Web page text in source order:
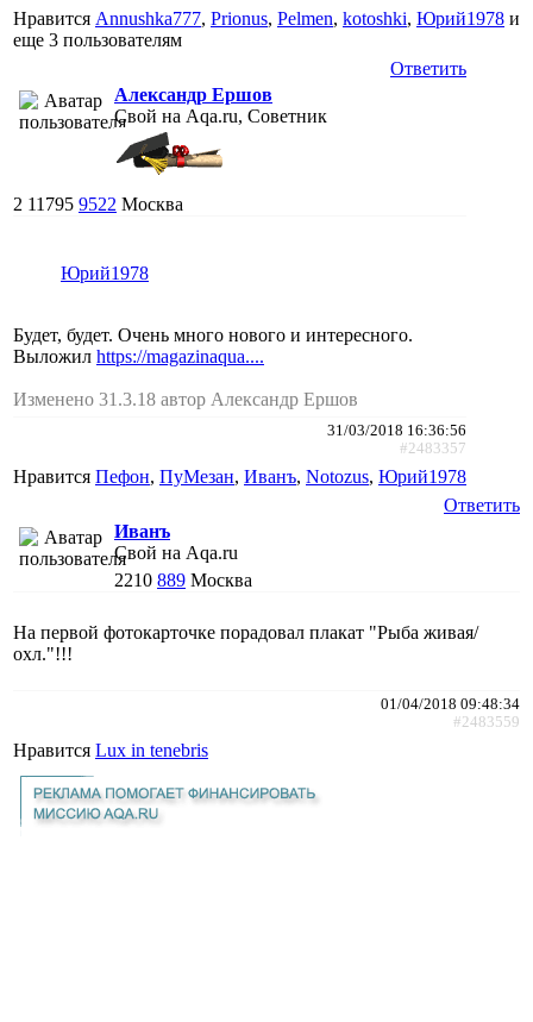
Нравится Annushka777, Prionus, Pelmen, kotoshki, Юрий1978 и
еще 3 пользователям
Ответить
Александр Ершов
Свой на Aqa.ru, Советник
2 11795 9522 Москва
Юрий1978
Будет, будет. Очень много нового и интересного.
Выложил https://magazinaqua....
Изменено 31.3.18 автор Александр Ершов
31/03/2018 16:36:56
#2483357
Нравится Пефон, ПуМезан, Иванъ, Notozus, Юрий1978
Ответить
Иванъ
Свой на Aqa.ru
2210 889 Москва
На первой фотокарточке порадовал плакат "Рыба живая/
охл."!!!
01/04/2018 09:48:34
#2483559
Нравится Lux in tenebris